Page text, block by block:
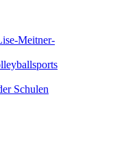
Meitner-
Schulen